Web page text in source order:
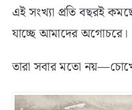
এই সংখ্যা প্রতি বছরই
যাচ্ছে আমাদের অগোচরে।
তারা সবার মতো